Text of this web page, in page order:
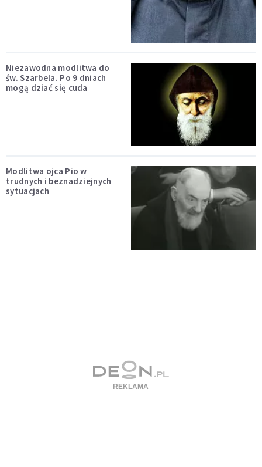
Niezawodna modlitwa do
św. Szarbela. Po 9 dniach
mogą dziać się cuda
Modlitwa ojca Pio w
trudnych i beznadziejnych
sytuacjach